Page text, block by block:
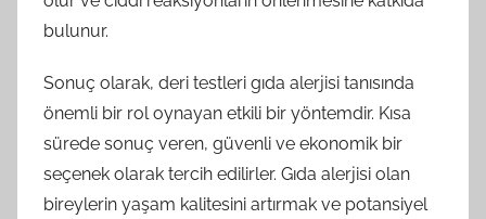
bulunur.
Sonuç olarak, deri testleri gıda alerjisi tanısında
önemli bir rol oynayan etkili bir yöntemdir. Kısa
sürede sonuç veren, güvenli ve ekonomik bir
seçenek olarak tercih edilirler. Gıda alerjisi olan
bireylerin yaşam kalitesini artırmak ve potansiyel